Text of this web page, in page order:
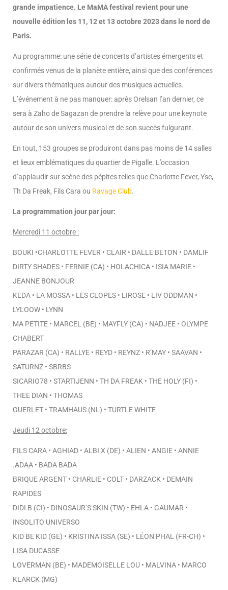
grande impatience. Le MaMA festival revient pour une
nouvelle édition les 11, 12 et 13 octobre 2023 dans le nord de
Paris.
Au programme: une série de concerts d’artistes émergents et
confirmés venus de la planète entière, ainsi que des conférences
sur divers thématiques autour des musiques actuelles.
L’événement à ne pas manquer: après Orelsan l’an dernier, ce
sera à Zaho de Sagazan de prendre la relève pour une keynote
autour de son univers musical et de son succès fulgurant.
En tout, 153 groupes se produiront dans pas moins de 14 salles
et lieux emblématiques du quartier de Pigalle. L’occasion
d’applaudir sur scène des pépites telles que Charlotte Fever, Yse,
Th Da Freak, Fils Cara ou Ravage Club.
La programmation jour par jour:
Mercredi 11 octobre :
BOUKI •CHARLOTTE FEVER • CLAIR • DALLE BETON • DAMLIF
DIRTY SHADES • FERNIE (CA) • HOLACHICA • ISIA MARIE •
JEANNE BONJOUR
KEDA • LA MOSSA • LES CLOPES • LIROSE • LIV ODDMAN •
LYLOOW • LYNN
MA PETITE • MARCEL (BE) • MAYFLY (CA) • NADJEE • OLYMPE
CHABERT
PARAZAR (CA) • RALLYE • REYD • REYNZ • R’MAY • SAAVAN •
SATURNZ • SBRBS
SICARIO78 • STARTIJENN • TH DA FREAK • THE HOLY (FI) •
THEE DIAN • THOMAS
GUERLET • TRAMHAUS (NL) • TURTLE WHITE
Jeudi 12 octobre:
FILS CARA • AGHIAD • ALBI X (DE) • ALIEN • ANGIE • ANNIE
.ADAA • BADA BADA
BRIQUE ARGENT • CHARLIE • COLT • DARZACK • DEMAIN
RAPIDES
DIDI B (CI) • DINOSAUR’S SKIN (TW) • EHLA • GAUMAR •
INSOLITO UNIVERSO
KID BE KID (GE) • KRISTINA ISSA (SE) • LÉON PHAL (FR-CH) •
LISA DUCASSE
LOVERMAN (BE) • MADEMOISELLE LOU • MALVINA • MARCO
KLARCK (MG)